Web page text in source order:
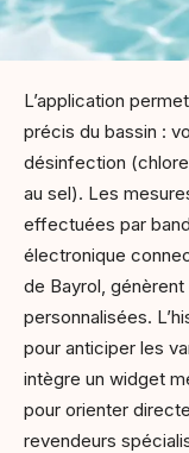
L’application
précis du bassin :
désinfection
au sel). Les
effectuées par
électronique
de Bayrol,
personnalisées.
pour anticiper les
intègre un widget
pour orienter
revendeurs